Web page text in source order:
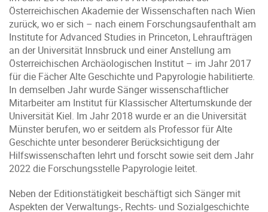
Österreichischen Akademie der Wissenschaften nach Wien
zurück, wo er sich – nach einem Forschungsaufenthalt am
Institute for Advanced Studies in Princeton, Lehraufträgen
an der Universität Innsbruck und einer Anstellung am
Österreichischen Archäologischen Institut – im Jahr 2017
für die Fächer Alte Geschichte und Papyrologie habilitierte.
In demselben Jahr wurde Sänger wissenschaftlicher
Mitarbeiter am Institut für Klassischer Altertumskunde der
Universität Kiel. Im Jahr 2018 wurde er an die Universität
Münster berufen, wo er seitdem als Professor für Alte
Geschichte unter besonderer Berücksichtigung der
Hilfswissenschaften lehrt und forscht sowie seit dem Jahr
2022 die Forschungsstelle Papyrologie leitet.
Neben der Editionstätigkeit beschäftigt sich Sänger mit
Aspekten der Verwaltungs-, Rechts- und Sozialgeschichte